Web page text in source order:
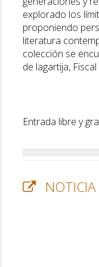
explorado los
proponiendo
literatura
colección se
de lagartija,
Entrada libre y